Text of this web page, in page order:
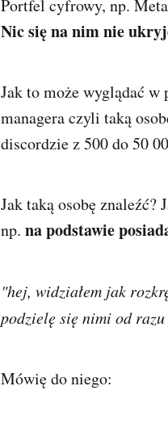
Portfel cyfrowy, np.
Nic się na nim nie
Jak to może wyglądać w
managera czyli taką
discordzie z 500 do 50
Jak taką osobę znaleźć?
np. na podstawie
"hej, widziałem jak
podzielę się nimi od
Mówię do niego: